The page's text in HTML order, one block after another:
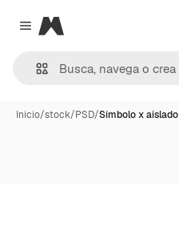
Close menu
Magnific
Inicio/stock/PSD/Símbolo x aislado